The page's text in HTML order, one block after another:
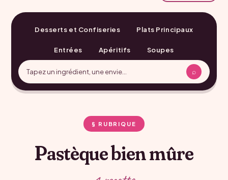
Desserts et Confiseries Plats Principaux
Entrées Apéritifs Soupes
⌕
§ RUBRIQUE
Pastèque bien mûre